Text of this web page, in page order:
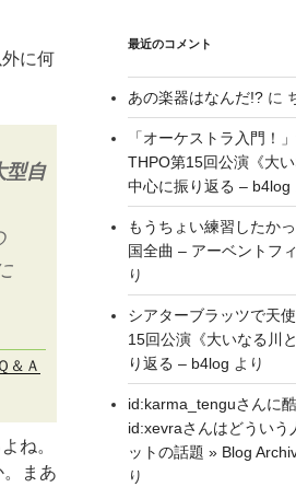
に何
型自
＆Ａ
ね。
まあ
最近のコメント
あの楽器はなんだ!?に
「オーケストラ入門！
THPO第15回公演《大
中心に振り返る – b4log
もうちょい練習したか
国全曲 – アーベントフ
り
シアターブラッツで天
15回公演《大いなる川
り返る – b4log より
id:karma_tenguさんに
id:xevraさんはどういう
ットの話題 » Blog
り